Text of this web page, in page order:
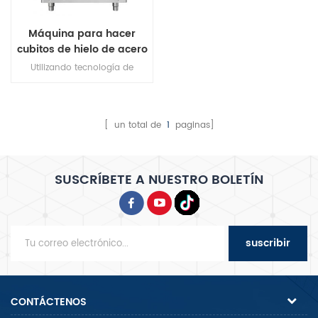
Máquina para hacer
cubitos de hielo de acero
inoxidable de 90 kg/24 h
Utilizando tecnología de
[ un total de 1 paginas]
SUSCRÍBETE A NUESTRO BOLETÍN
suscribir
CONTÁCTENOS